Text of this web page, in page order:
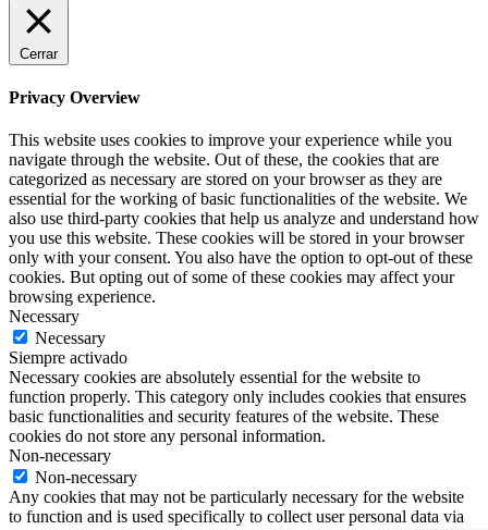
Cerrar
Privacy Overview
This website uses cookies to improve your experience while you
navigate through the website. Out of these, the cookies that are
categorized as necessary are stored on your browser as they are
essential for the working of basic functionalities of the website. We
also use third-party cookies that help us analyze and understand how
you use this website. These cookies will be stored in your browser
only with your consent. You also have the option to opt-out of these
cookies. But opting out of some of these cookies may affect your
browsing experience.
Necessary
Necessary
Siempre activado
Necessary cookies are absolutely essential for the website to
function properly. This category only includes cookies that ensures
basic functionalities and security features of the website. These
cookies do not store any personal information.
Non-necessary
Non-necessary
Any cookies that may not be particularly necessary for the website
to function and is used specifically to collect user personal data via